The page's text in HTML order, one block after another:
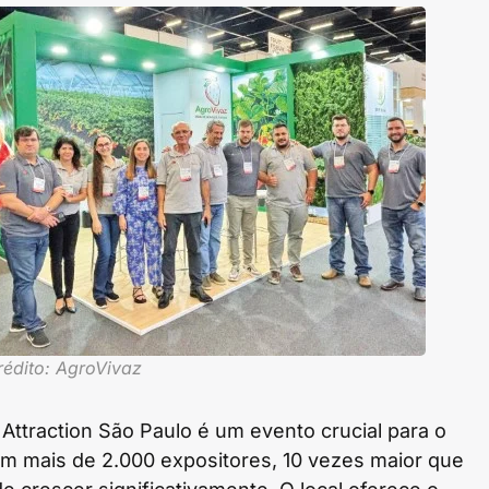
AgroVivaz
São Paulo é um evento crucial para o
mais de 2.000 expositores, 10 vezes maior que